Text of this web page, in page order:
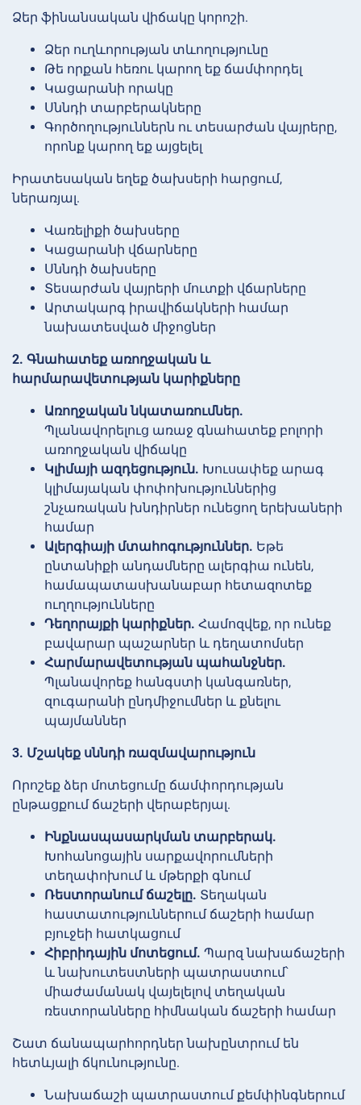
Ձեր ֆինանսական վիճակը կորոշի.
Ձեր ուղևորության տևողությունը
Թե որքան հեռու կարող եք ճամփորդել
Կացարանի որակը
Սննդի տարբերակները
Գործողություններն ու տեսարժան վայրերը,
որոնք կարող եք այցելել
Իրատեսական եղեք ծախսերի հարցում,
ներառյալ.
Վառելիքի ծախսերը
Կացարանի վճարները
Սննդի ծախսերը
Տեսարժան վայրերի մուտքի վճարները
Արտակարգ իրավիճակների համար
նախատեսված միջոցներ
2. Գնահատեք առողջական և
հարմարավետության կարիքները
Առողջական նկատառումներ.
Պլանավորելուց առաջ գնահատեք բոլորի
առողջական վիճակը
Կլիմայի ազդեցություն. Խուսափեք արագ
կլիմայական փոփոխություններից
շնչառական խնդիրներ ունեցող երեխաների
համար
Ալերգիայի մտահոգություններ. Եթե
ընտանիքի անդամները ալերգիա ունեն,
համապատասխանաբար հետազոտեք
ուղղությունները
Դեղորայքի կարիքներ. Համոզվեք, որ ունեք
բավարար պաշարներ և դեղատոմսեր
Հարմարավետության պահանջներ.
Պլանավորեք հանգստի կանգառներ,
զուգարանի ընդմիջումներ և քնելու
պայմաններ
3. Մշակեք սննդի ռազմավարություն
Որոշեք ձեր մոտեցումը ճամփորդության
ընթացքում ճաշերի վերաբերյալ.
Ինքնասպասարկման տարբերակ.
Խոհանոցային սարքավորումների
տեղափոխում և մթերքի գնում
Ռեստորանում ճաշելը. Տեղական
հաստատություններում ճաշերի համար
բյուջեի հատկացում
Հիբրիդային մոտեցում. Պարզ նախաճաշերի
և նախուտեստների պատրաստում՝
միաժամանակ վայելելով տեղական
ռեստորանները հիմնական ճաշերի համար
Շատ ճանապարհորդներ նախընտրում են
հետևյալի ճկունությունը.
Նախաճաշի պատրաստում քեմփինգներում